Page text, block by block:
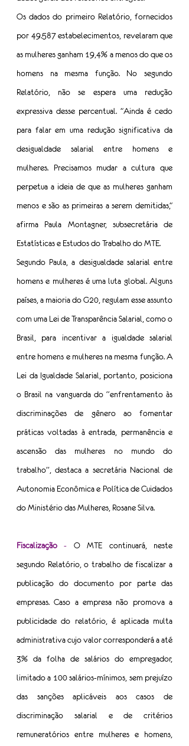
Os dados do primeiro Relatório, fornecidos
por 49.587 estabelecimentos, revelaram que
as mulheres ganham 19,4% a menos do que os
homens na mesma função. No segundo
Relatório, não se espera uma redução
expressiva desse percentual. "Ainda é cedo
para falar em uma redução significativa da
desigualdade salarial entre homens e
mulheres. Precisamos mudar a cultura que
perpetua a ideia de que as mulheres ganham
menos e são as primeiras a serem demitidas,"
afirma Paula Montagner, subsecretária de
Estatísticas e Estudos do Trabalho do MTE.
Segundo Paula, a desigualdade salarial entre
homens e mulheres é uma luta global. Alguns
países, a maioria do G20, regulam esse assunto
com uma Lei de Transparência Salarial, como o
Brasil, para incentivar a igualdade salarial
entre homens e mulheres na mesma função. A
Lei da Igualdade Salarial, portanto, posiciona
o Brasil na vanguarda do “enfrentamento às
discriminações de gênero ao fomentar
práticas voltadas à entrada, permanência e
ascensão das mulheres no mundo do
trabalho”, destaca a secretária Nacional de
Autonomia Econômica e Política de Cuidados
do Ministério das Mulheres, Rosane Silva.
Fiscalização - O MTE continuará, neste
segundo Relatório, o trabalho de fiscalizar a
publicação do documento por parte das
empresas. Caso a empresa não promova a
publicidade do relatório, é aplicada multa
administrativa cujo valor corresponderá a até
3% da folha de salários do empregador,
limitado a 100 salários-mínimos, sem prejuízo
das sanções aplicáveis aos casos de
discriminação salarial e de critérios
remuneratórios entre mulheres e homens,